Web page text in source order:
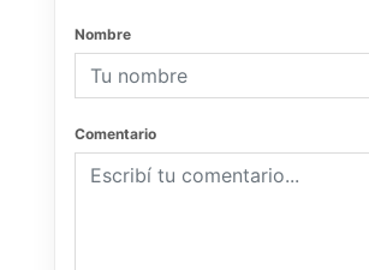
Nombre
Comentario